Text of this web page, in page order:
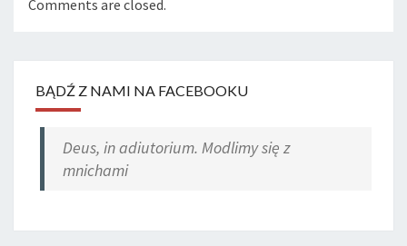
Comments are closed.
BĄDŹ Z NAMI NA FACEBOOKU
Deus, in adiutorium. Modlimy się z
mnichami